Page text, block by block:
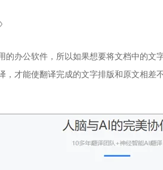
的办公软件，所以如果想要将文档中的
，才能使翻译完成的文字排版和原文相差